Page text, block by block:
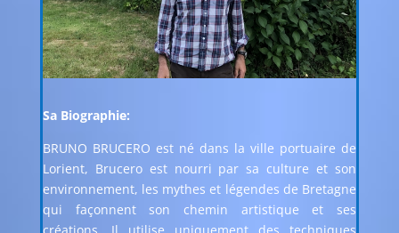
Sa Biographie:
BRUNO BRUCERO est né dans la ville portuaire de
Lorient, Brucero est nourri par sa culture et son
environnement, les mythes et légendes de Bretagne
qui façonnent son chemin artistique et ses